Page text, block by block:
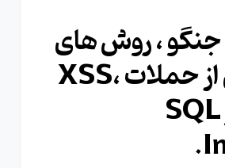
جنگو ، روش های
جلوگیری از حملات XSS،
CSRF و SQL